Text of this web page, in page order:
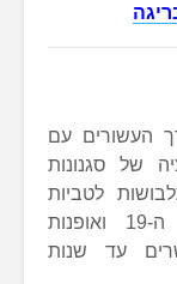
העשורים עם
של סגנונות
לטביות
מסורתיות, לבוש וחפצים מהמאה ה-19 ואופנות
עד שנות